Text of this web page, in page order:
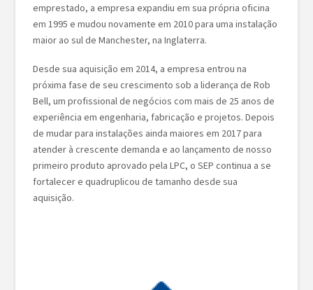
emprestado, a empresa expandiu em sua própria oficina
em 1995 e mudou novamente em 2010 para uma instalação
maior ao sul de Manchester, na Inglaterra.
Desde sua aquisição em 2014, a empresa entrou na
próxima fase de seu crescimento sob a liderança de Rob
Bell, um profissional de negócios com mais de 25 anos de
experiência em engenharia, fabricação e projetos. Depois
de mudar para instalações ainda maiores em 2017 para
atender à crescente demanda e ao lançamento de nosso
primeiro produto aprovado pela LPC, o SEP continua a se
fortalecer e quadruplicou de tamanho desde sua
aquisição.